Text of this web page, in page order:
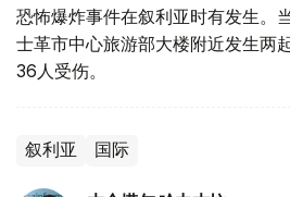
恐怖爆炸事件在叙利亚时有发生。
士革市中心旅游部大楼附近发生两
36人受伤。
叙利亚 国际